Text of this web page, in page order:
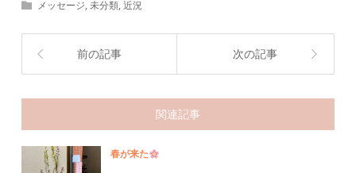
開
す)
メッセージ,未分類,近況
前の記事 次の記事
関連記事
春が来た